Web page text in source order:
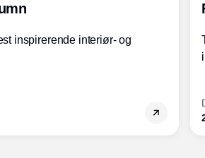
inspirerende interiør- og